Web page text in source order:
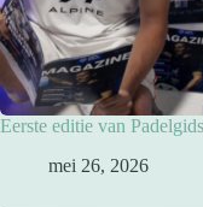
Eerste editie van
mei 26, 2026